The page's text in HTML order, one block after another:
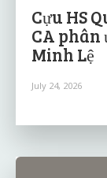
Cựu HS
CA phân
Minh Lệ
July 24, 2026